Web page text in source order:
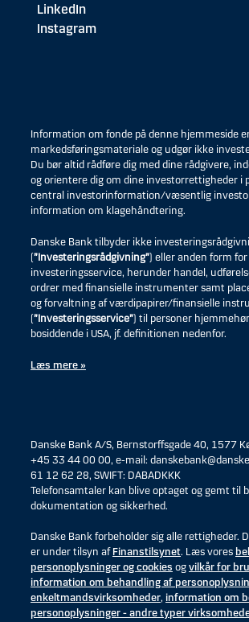
LinkedIn
Instagram
Information om fonde på denne hjemmeside
markedsføringsmateriale og udgør ikke
Du bør altid rådføre dig med dine rådgivere,
og orientere dig om dine investorrettigheder i
central investorinformation/væsentlig
information om klagehåndtering.
Danske Bank tilbyder ikke
(”Investeringsrådgivning”) eller anden form for
investeringsservice, herunder handel,
ordrer med finansielle instrumenter samt
og forvaltning af værdipapirer/finansielle
(”Investeringsservice”) til personer
bosiddende i USA, jf. definitionen nedenfor.
Læs mere »
Danske Bank A/S, Bernstorffsgade 40, 1577
+45 33 44 00 00, e-mail:
61 12 62 28, SWIFT: DABADKKK
Telefonsamtaler kan blive optaget og gemt til
dokumentation og sikkerhed.
Danske Bank forbeholder sig alle rettigheder.
er under tilsyn afFinanstilsynet. Læs vores
personoplysninger og cookies ogvilkår for
information om behandling af
enkeltmandsvirksomheder, information om
personoplysninger - andre typer